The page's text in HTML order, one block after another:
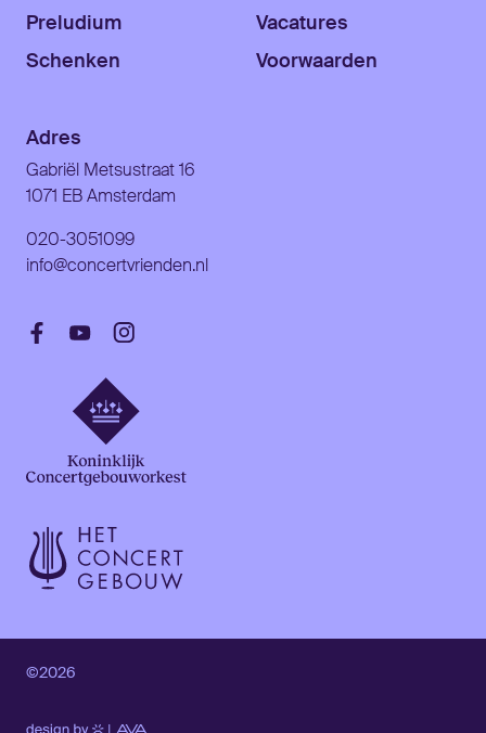
Preludium
Schenken
Vacatures
Voorwaarden
Adres
Gabriël Metsustraat 16
1071 EB Amsterdam
020-3051099
info@concertvrienden.nl
©2026